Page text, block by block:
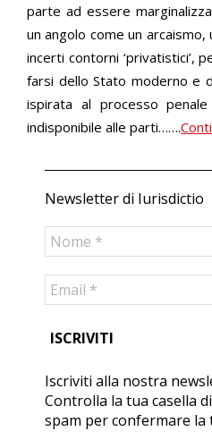
parte ad essere
un angolo come un
incerti contorni ‘privatistici’,
farsi dello Stato moderno e
ispirata al processo
indisponibile alle parti…….
Newsletter di Iurisdictio
Iscriviti alla nostra
Controlla la tua casella
spam per confermare la